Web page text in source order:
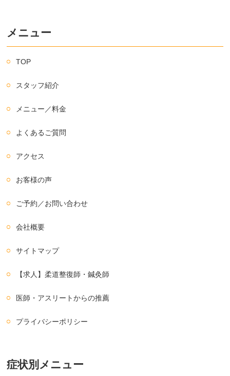
メニュー
TOP
スタッフ紹介
メニュー／料金
よくあるご質問
アクセス
お客様の声
ご予約／お問い合わせ
会社概要
サイトマップ
【求人】柔道整復師・鍼灸師
医師・アスリートからの推薦
プライバシーポリシー
症状別メニュー